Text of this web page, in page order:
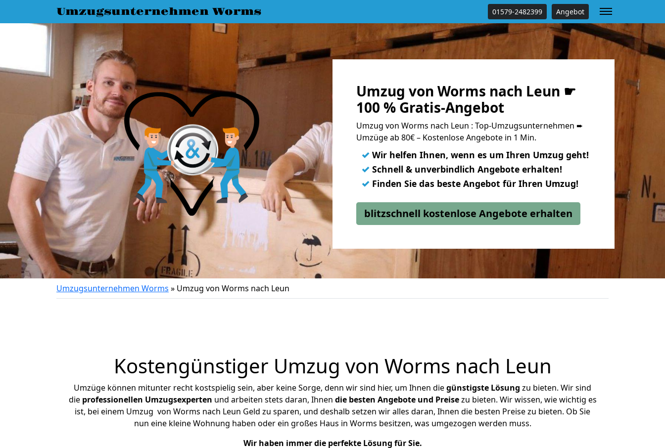
Umzugsunternehmen Worms 01579-2482399 Angebot
Umzug von Worms nach Leun ☛
100 % Gratis-Angebot
Umzug von Worms nach Leun : Top-Umzugsunternehmen ➨
Umzüge ab 80€ – Kostenlose Angebote in 1 Min.
✓ Wir helfen Ihnen, wenn es um Ihren Umzug geht!
✓ Schnell & unverbindlich Angebote erhalten!
✓ Finden Sie das beste Angebot für Ihren Umzug!
blitzschnell kostenlose Angebote erhalten
Umzugsunternehmen Worms » Umzug von Worms nach Leun
Kostengünstiger Umzug von Worms nach Leun
Umzüge können mitunter recht kostspielig sein, aber keine Sorge, denn wir sind hier, um Ihnen diegünstigste Lösung zu bieten. Wir sind
die professionellen Umzugsexperten und arbeiten stets daran, Ihnen die besten Angebote und Preisezu bieten. Wir wissen, wie wichtig es
ist, bei einem Umzug von Worms nach Leun Geld zu sparen, und deshalb setzen wir alles daran, Ihnen die besten Preise zu bieten. Ob Sie
nun eine kleine Wohnung haben oder ein großes Haus in Worms besitzen, was umgezogen werden muss.
Wir haben immer die perfekte Lösung für Sie.